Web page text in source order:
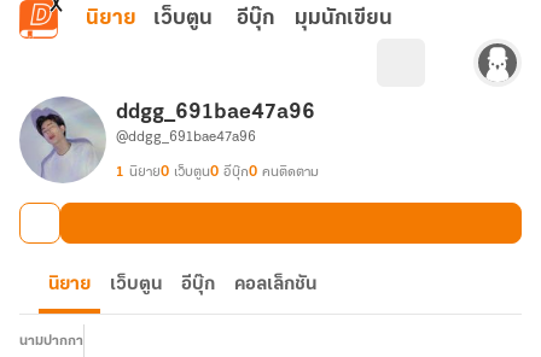
ข้ามไปยังเนื้อหาหลัก
นิยาย เว็บตูน อีบุ๊ก มุมนักเขียน
ddgg_691bae47a96
@ddgg_691bae47a96
1 นิยาย0 เว็บตูน0 อีบุ๊ก0 คนติดตาม
นิยาย เว็บตูน อีบุ๊ก คอลเล็กชัน
นามปากกา